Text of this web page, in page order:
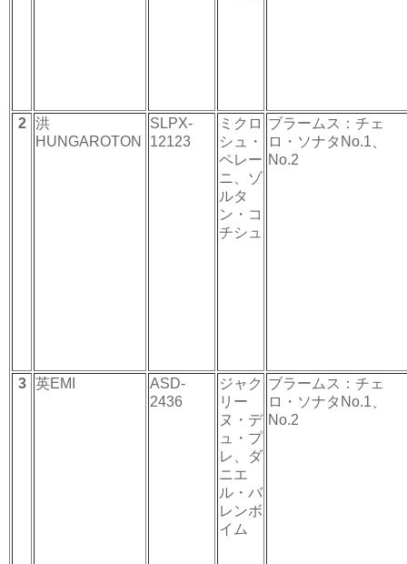
2
洪
HUNGAROTON
SLPX-
12123
ミクロ
シュ・
ペレー
ニ、ゾ
ルタ
ン・コ
チシュ
ブラームス：チェ
ロ・ソナタNo.1、
No.2
3 英EMI
ASD-
2436
ジャク
リー
ヌ・デ
ュ・プ
レ、ダ
ニエ
ル・バ
レンボ
イム
ブラームス：チェ
ロ・ソナタNo.1、
No.2